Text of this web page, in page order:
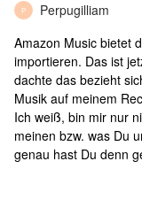
P Perpugilliam
Amazon Music bietet
importieren. Das ist
dachte das bezieht
Musik auf meinem
Ich weiß, bin mir nur
meinen bzw. was Du
genau hast Du denn